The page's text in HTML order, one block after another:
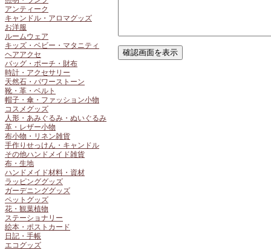
アンティーク
キャンドル・アロマグッズ
お洋服
ルームウェア
キッズ・ベビー・マタニティ
ヘアアクセ
バッグ・ポーチ・財布
時計・アクセサリー
天然石・パワーストーン
靴・革・ベルト
帽子・傘・ファッション小物
コスメグッズ
人形・あみぐるみ・ぬいぐるみ
革・レザー小物
布小物・リネン雑貨
手作りせっけん・キャンドル
その他ハンドメイド雑貨
布・生地
ハンドメイド材料・資材
ラッピンググッズ
ガーデニンググッズ
ペットグッズ
花・観葉植物
ステーショナリー
絵本・ポストカード
日記・手帳
エコグッズ